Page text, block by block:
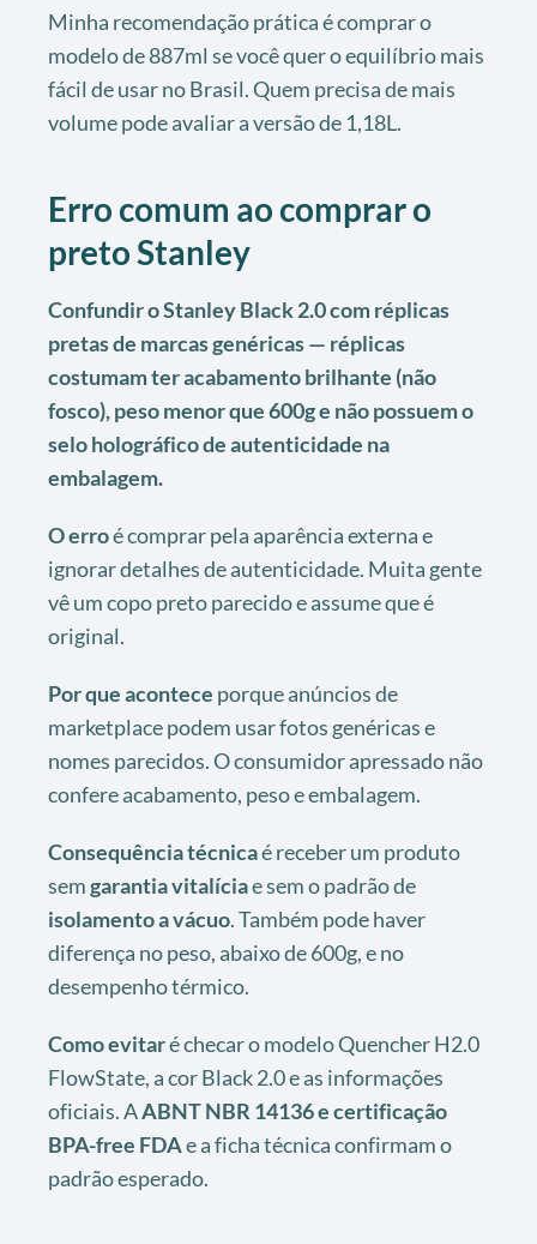
Minha recomendação prática é comprar o
modelo de 887ml se você quer o equilíbrio mais
fácil de usar no Brasil. Quem precisa de mais
volume pode avaliar a versão de 1,18L.
Erro comum ao comprar o
preto Stanley
Confundir o Stanley Black 2.0 com réplicas
pretas de marcas genéricas — réplicas
costumam ter acabamento brilhante (não
fosco), peso menor que 600g e não possuem o
selo holográfico de autenticidade na
embalagem.
O erroé comprar pela aparência externa e
ignorar detalhes de autenticidade. Muita gente
vê um copo preto parecido e assume que é
original.
Por que acontece porque anúncios de
marketplace podem usar fotos genéricas e
nomes parecidos. O consumidor apressado não
confere acabamento, peso e embalagem.
Consequência técnicaé receber um produto
semgarantia vitalíciae sem o padrão de
isolamento a vácuo. Também pode haver
diferença no peso, abaixo de 600g, e no
desempenho térmico.
Como evitaré checar o modelo Quencher H2.0
FlowState, a cor Black 2.0 e as informações
oficiais. AABNT NBR 14136 e certificação
BPA-free FDAe a ficha técnica confirmam o
padrão esperado.